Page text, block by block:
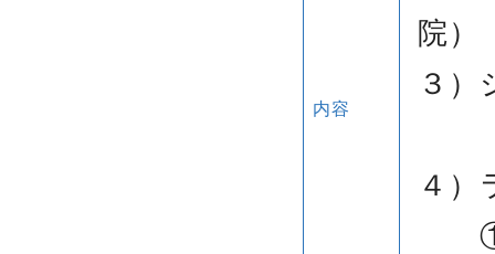
内容
院）
３）
４）
①